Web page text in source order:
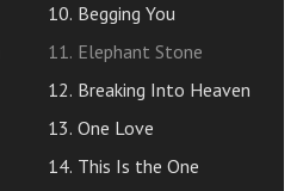
10. Begging You
11. Elephant Stone
12. Breaking Into Heaven
13. One Love
14. This Is the One